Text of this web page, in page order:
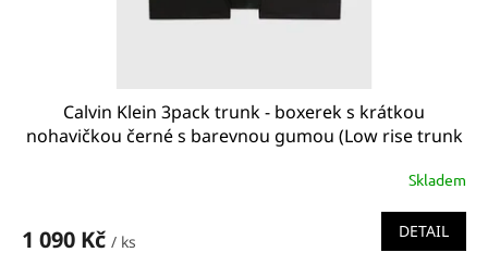
Calvin Klein 3pack trunk - boxerek s krátkou
nohavičkou černé s barevnou gumou (Low rise trunk
Skladem
1 090 Kč / ks
DETAIL